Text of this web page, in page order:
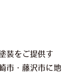
装をご提供す
市・藤沢市に地